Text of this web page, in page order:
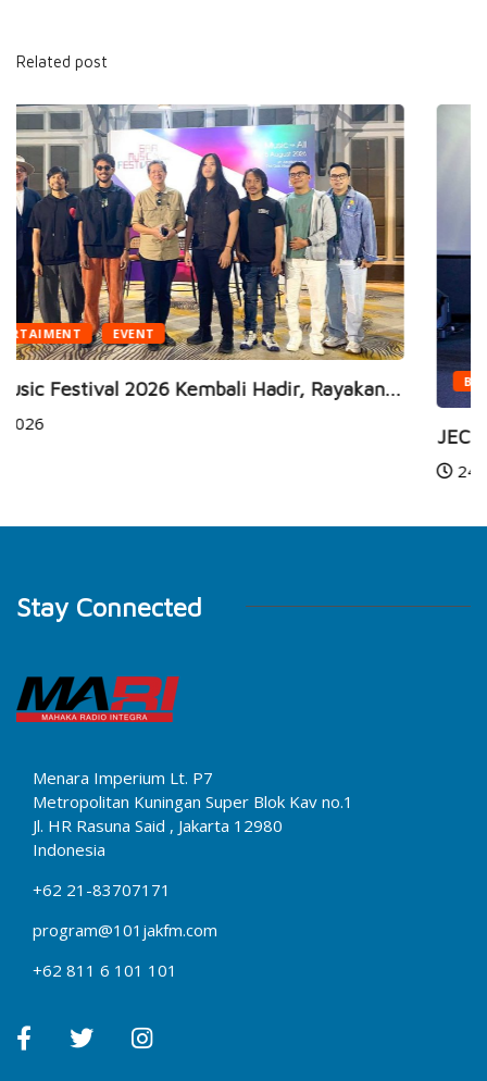
Related post
BUSINESS HEALTH
JEC Eye Hospitals & Clinics Raih Marketeers...
Stay Connected
Menara Imperium Lt. P7
Metropolitan Kuningan Super Blok Kav no.1
Jl. HR Rasuna Said , Jakarta 12980
Indonesia
+62 21-83707171
program@101jakfm.com
+62 811 6 101 101